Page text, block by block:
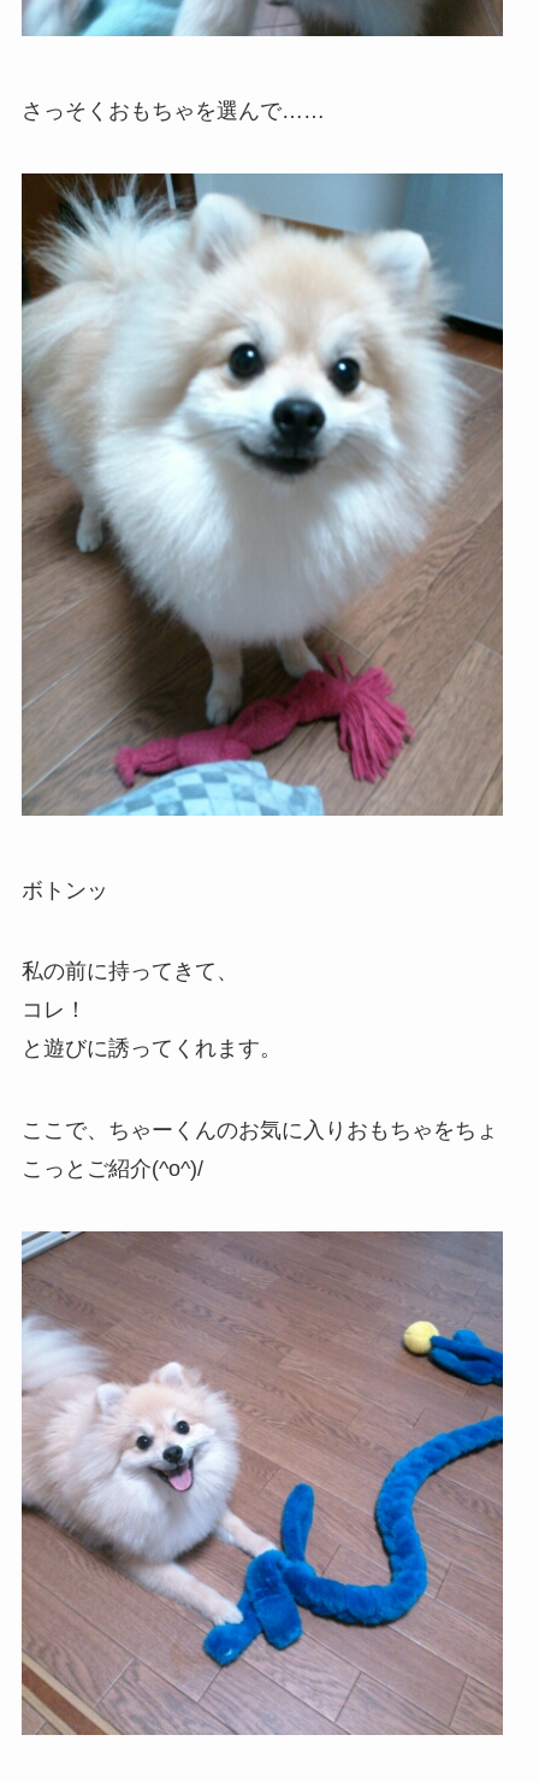
さっそくおもちゃを選んで……
ボトンッ
私の前に持ってきて、
コレ！
と遊びに誘ってくれます。
ここで、ちゃーくんのお気に入りおもちゃをちょ
こっとご紹介(^o^)/